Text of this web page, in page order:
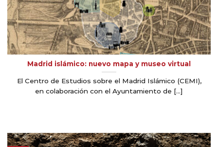
Madrid islámico: nuevo mapa y museo virtual
El Centro de Estudios sobre el Madrid Islámico (CEMI),
en colaboración con el Ayuntamiento de [...]